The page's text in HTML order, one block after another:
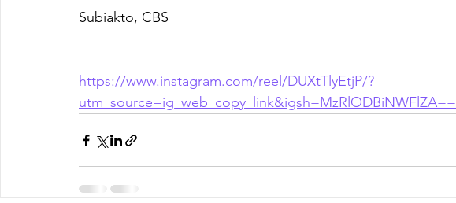
Subiakto, CBS
https://www.instagram.com/reel/DUXtTlyEtjP/?
utm_source=ig_web_copy_link&igsh=MzRlODBiNWFlZA==